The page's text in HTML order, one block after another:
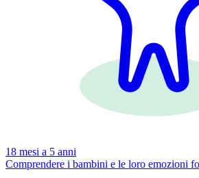
18 mesi a 5 anni
Comprendere i bambini e le loro emozioni